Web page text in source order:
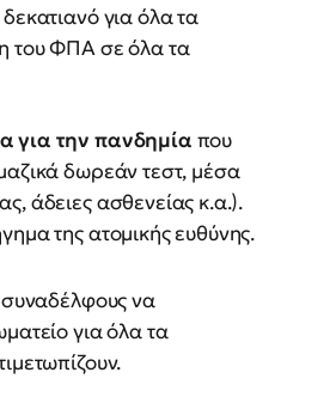
για όλα τα
του ΦΠΑ σε όλα τα
για την πανδημία που
δωρεάν τεστ, μέσα
άδειες ασθενείας κ.α.).
της ατομικής ευθύνης.
να
για όλα τα